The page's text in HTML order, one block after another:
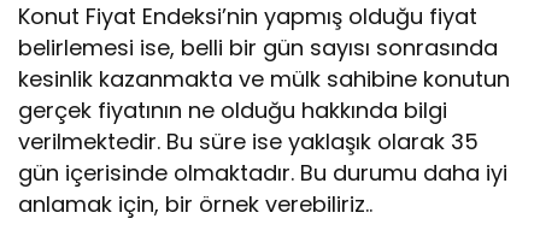
Konut Fiyat Endeksi’nin yapmış olduğu fiyat
belirlemesi ise, belli bir gün sayısı sonrasında
kesinlik kazanmakta ve mülk sahibine konutun
gerçek fiyatının ne olduğu hakkında bilgi
verilmektedir. Bu süre ise yaklaşık olarak 35
gün içerisinde olmaktadır. Bu durumu daha iyi
anlamak için, bir örnek verebiliriz..